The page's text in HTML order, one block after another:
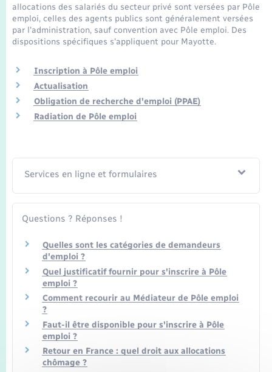
Sécurité - Prévention
Seniors
Transports
Voirie et espace public
allocations des salariés du secteur privé sont versées par Pôle
emploi, celles des agents publics sont généralement versées
par l'administration, sauf convention avec Pôle emploi. Des
dispositions spécifiques s'appliquent pour Mayotte.
Inscription à Pôle emploi
Actualisation
Obligation de recherche d'emploi (PPAE)
Radiation de Pôle emploi
Services en ligne et formulaires
Questions ? Réponses !
Quelles sont les catégories de demandeurs
d'emploi ?
Quel justificatif fournir pour s'inscrire à Pôle
emploi ?
Comment recourir au Médiateur de Pôle emploi
?
Faut-il être disponible pour s'inscrire à Pôle
emploi ?
Retour en France : quel droit aux allocations
chômage ?